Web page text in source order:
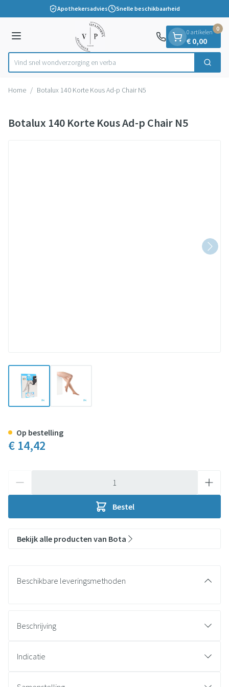
Ga naar de inhoudApothekersadvies Snelle beschikbaarheid
Menu
Product, merk, categorie...
Vind snel wondverzorging Zoek
0 artikelen
€ 0,00
0
Home / Botalux 140 Korte Kous Ad-p Chair N5
Botalux 140 Korte Kous Ad-p Chair N5
View larger image
€ 14,42
Bestel
Op bestelling
Bekijk alle producten van Bota
Beschikbare leveringsmethoden
Beschrijving
Indicatie